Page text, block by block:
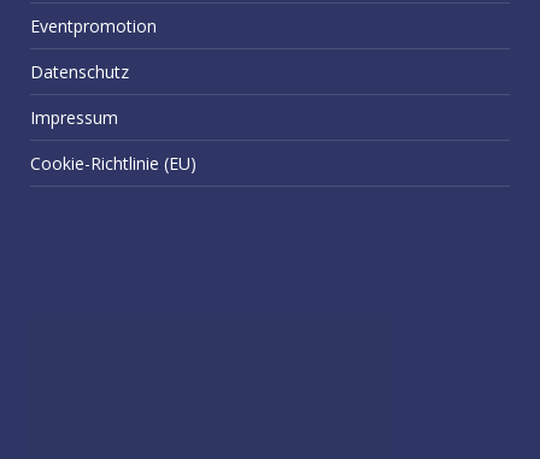
Eventpromotion
Datenschutz
Impressum
Cookie-Richtlinie (EU)